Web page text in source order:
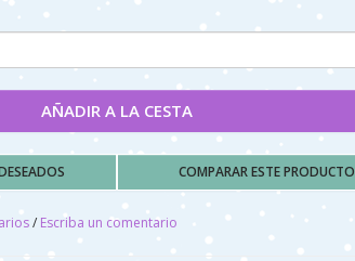
AÑADIR A LA CESTA
COMPARAR ESTE PRODUCTO
/ Escriba un comentario